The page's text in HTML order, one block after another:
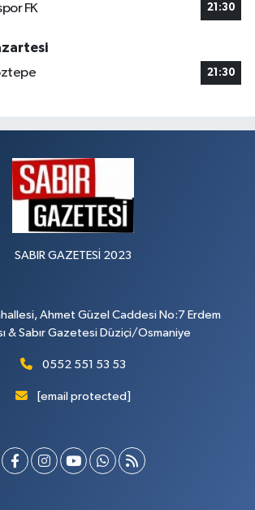
FK 21:30
21:30
SABIR GAZETESİ 2023
Ahmet Güzel Caddesi No:7 Erdem
& Sabır Gazetesi Düziçi/Osmaniye
0552 551 53 53
[email protected]